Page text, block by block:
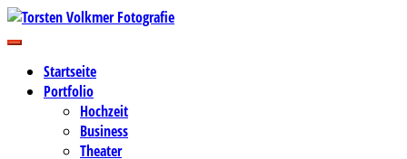
Zum
Inhalt
Torsten Volkmer Fotografie
Business-, Portrait- und Hochzeitsfotografie
Startseite
Portfolio
Hochzeit
Business
Theater